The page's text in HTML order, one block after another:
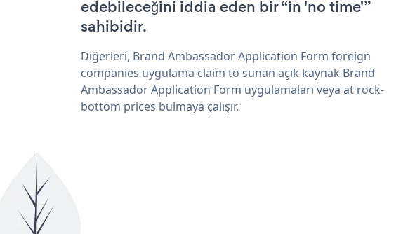
edebileceğini iddia eden bir “in 'no time'”
sahibidir.
Diğerleri, Brand Ambassador Application Form foreign
companies uygulama claim to sunan açık kaynak Brand
Ambassador Application Form uygulamaları veya at rock-
bottom prices bulmaya çalışır.